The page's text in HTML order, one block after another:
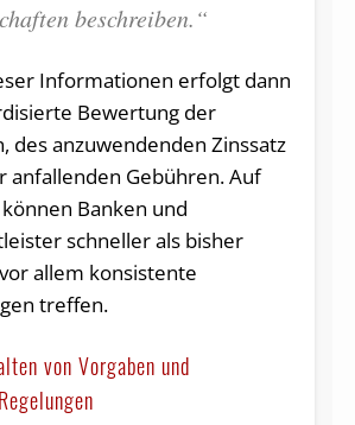
beschreiben.“
Informationen erfolgt dann
Bewertung der
des anzuwendenden Zinssatz
anfallenden Gebühren. Auf
Banken und
schneller als bisher
allem konsistente
treffen.
von Vorgaben und